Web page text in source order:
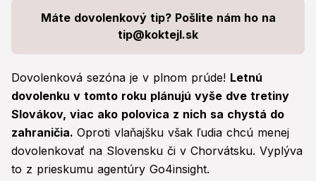
Máte dovolenkový tip? Pošlite nám ho na
tip@koktejl.sk
Dovolenková sezóna je v plnom prúde! Letnú
dovolenku v tomto roku plánujú vyše dve tretiny
Slovákov, viac ako polovica z nich sa chystá do
zahraničia. Oproti vlaňajšku však ľudia chcú menej
dovolenkovať na Slovensku či v Chorvátsku. Vyplýva
to z prieskumu agentúry Go4insight.